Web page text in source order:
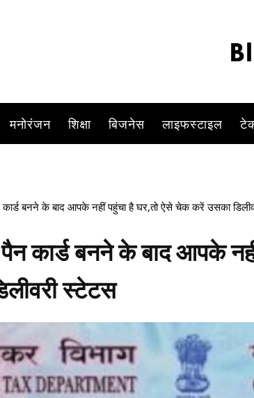
मनोरंजन शिक्षा बिजनेस लाइफस्टाइल
बनने के बाद आपके नहीं पहुंचा है घर,तो ऐसे चेक करें उसका
कार्ड बनने के बाद आपके
स्टेटस